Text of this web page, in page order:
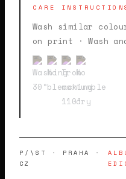
CARE
Wash similar
on print · Wash
P/\ST · PRAHA ·
CZ